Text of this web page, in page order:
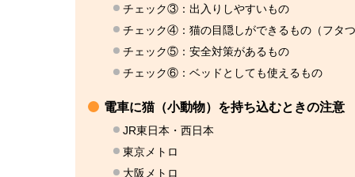
チェック③：出入りしやすいもの
チェック④：猫の目隠しができるもの（フタつ
チェック⑤：安全対策があるもの
チェック⑥：ベッドとしても使えるもの
電車に猫（小動物）を持ち込むときの注意
JR東日本・西日本
東京メトロ
大阪メトロ